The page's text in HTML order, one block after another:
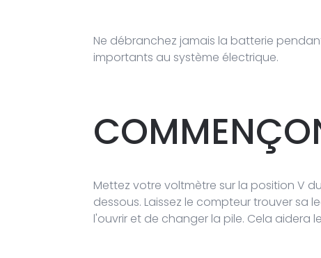
Ne débranchez jamais la batterie
importants au système électrique.
Mettez votre voltmètre sur la position V
dessous. Laissez le compteur trouver sa
l'ouvrir et de changer la pile. Cela aidera